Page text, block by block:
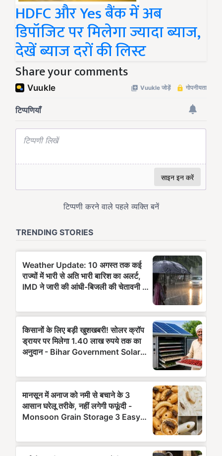
HDFC और Yes बैंक में अब
डिपॉजिट पर मिलेगा ज्यादा ब्याज,
देखें ब्याज दरों की लिस्ट
Share your comments